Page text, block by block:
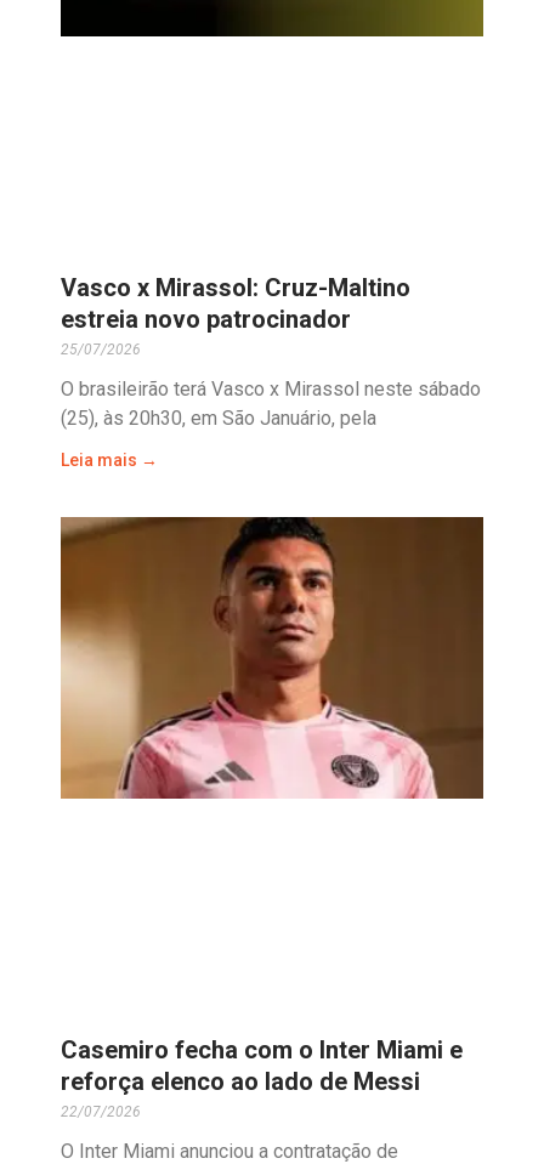
Vasco x Mirassol: Cruz-Maltino
estreia novo patrocinador
25/07/2026
O brasileirão terá Vasco x Mirassol neste sábado
(25), às 20h30, em São Januário, pela
Leia mais →
Casemiro fecha com o Inter Miami e
reforça elenco ao lado de Messi
22/07/2026
O Inter Miami anunciou a contratação de